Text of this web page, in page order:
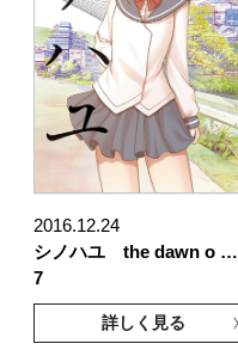
2016.12.24
シノハユ the dawn o …
7
詳しく見る